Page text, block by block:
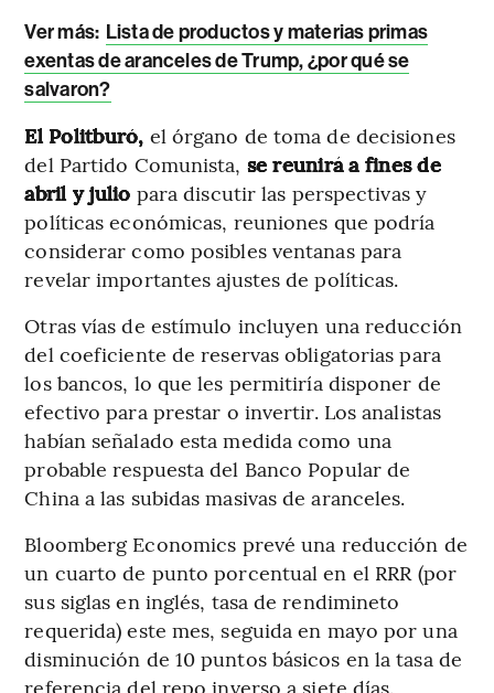
Ver más: Lista de productos y materias primas
exentas de aranceles de Trump, ¿por qué se
salvaron?
El Politburó, el órgano de toma de decisiones
del Partido Comunista, se reunirá a fines de
abril y julio para discutir las perspectivas y
políticas económicas, reuniones que podría
considerar como posibles ventanas para
revelar importantes ajustes de políticas.
Otras vías de estímulo incluyen una reducción
del coeficiente de reservas obligatorias para
los bancos, lo que les permitiría disponer de
efectivo para prestar o invertir. Los analistas
habían señalado esta medida como una
probable respuesta del Banco Popular de
China a las subidas masivas de aranceles.
Bloomberg Economics prevé una reducción de
un cuarto de punto porcentual en el RRR (por
sus siglas en inglés, tasa de rendimineto
requerida) este mes, seguida en mayo por una
disminución de 10 puntos básicos en la tasa de
referencia del repo inverso a siete días.